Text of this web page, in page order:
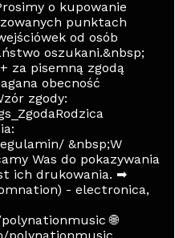
o kupowanie
punktach
od osób
oszukani.&nbsp;
za pisemną zgodą
obecność
zgody:
&nbsp;W
Was do pokazywania
ich drukowania. ➡
- electronica,
🌐